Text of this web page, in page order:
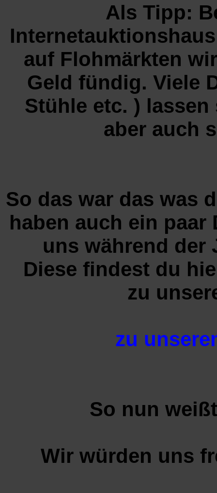
Als Tipp:
auf Flohmärkten
Geld fündig. Viele
Stühle etc. )
aber auch
So das war das was
haben auch ein
uns während der
Diese findest du
zu
zu
So nun
Wir würden uns